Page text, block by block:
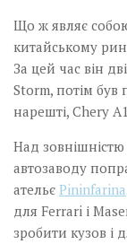
Що ж являє
китайському
За цей час він
Storm, потім
нарешті, Chery
Над
автозаводу
ательє Pininfarina
для Ferrari і
зробити кузов і